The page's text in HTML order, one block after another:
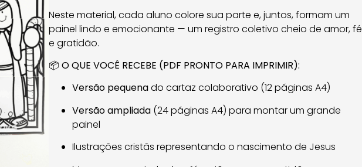
Neste material, cada aluno colore sua parte e, juntos, formam um
painel lindo e emocionante — um registro coletivo cheio de amor, fé
e gratidão.
📦 O QUE VOCÊ RECEBE (PDF PRONTO PARA IMPRIMIR):
Versão pequenado cartaz colaborativo (12 páginas A4)
Versão ampliada(24 páginas A4) para montar um grande
painel
Ilustrações cristãs representando o nascimento de Jesus